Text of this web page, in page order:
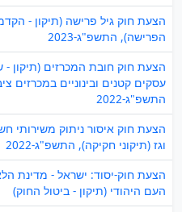
הצעת חוק גיל פרישה (תיקון -
הפרישה), התשפ"ג-2023
הצעת חוק חובת המכרזים (תיקון -
עסקים קטנים ובינוניים במכרזים
התשפ"ג-2022
הצעת חוק איסור ניתוק משירותי
וגז (תיקוני חקיקה), התשפ"ג-2022
הצעת חוק-יסוד: ישראל - מדינת
העם היהודי (תיקון - ביטול החוק)